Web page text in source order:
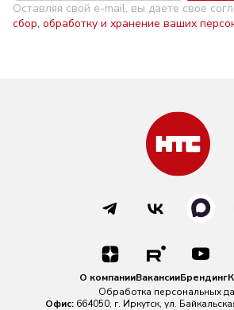
Оставляя свой e-mail, вы даете свое
сбор, обработку и хранение ваших
О компанииВакансииБрендинг
Обработка персональных
Офис: 664050, г. Иркутск, ул.